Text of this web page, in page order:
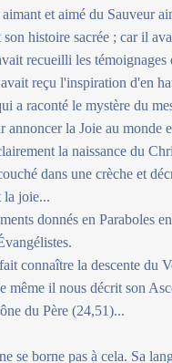
et aimé du Sauveur
histoire sacrée ; car il
recueilli les témoignages
reçu l'inspiration d'en
a raconté le mystère du
annoncer la Joie au monde
la naissance du
dans une crèche et
la joie...
donnés en Paraboles
connaître la descente du
même il nous décrit son
du Père (24,51)...
se borne pas à cela. Sa